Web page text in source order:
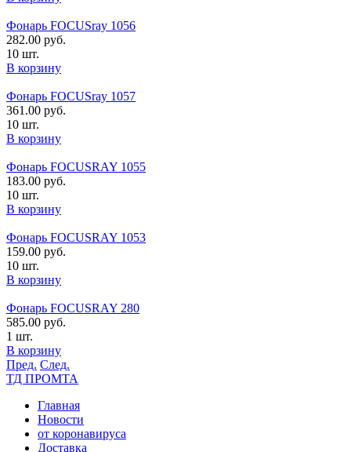
Фонарь FOCUSray 1056
282.00 руб.
10 шт.
В корзину
Фонарь FOCUSray 1057
361.00 руб.
10 шт.
В корзину
Фонарь FOCUSRAY 1055
183.00 руб.
10 шт.
В корзину
Фонарь FOCUSRAY 1053
159.00 руб.
10 шт.
В корзину
Фонарь FOCUSRAY 280
585.00 руб.
1 шт.
В корзину
Пред. След.
ТД ПРОМТА
Главная
Новости
от коронавируса
Доставка